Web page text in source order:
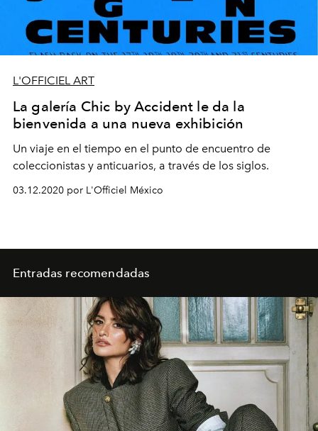
L'OFFICIEL ART
La galería Chic by Accident le da la
bienvenida a una nueva exhibición
Un viaje en el tiempo en el punto de encuentro de
coleccionistas y anticuarios, a través de los siglos.
03.12.2020 por L'Officiel México
Entradas recomendadas